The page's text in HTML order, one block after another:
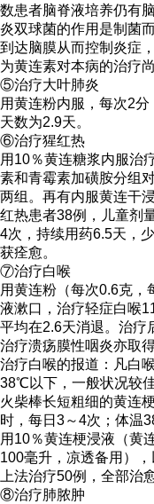
数患者脑脊液培养仍有
炎双球菌的作用是制菌
到达脑膜从而控制炎症
为黄连素对本病的治疗
⑤治疗大叶肺炎
用黄连粉内服，每次2
天数为2.9天。
⑥治疗猩红热
用10％黄连糖浆内服治
素和青霉素加磺胺分组
两组。再有内服黄连干
红热患者38例，儿童剂
4次，持续用药6.5天，
获痊愈。
⑦治疗白喉
用黄连粉（每次0.6克，
液漱口，治疗轻症白喉
平均在2.6天消退。治疗
治疗溃疡膜性咽炎亦取
治疗白喉的报道：凡白
38℃以下，一般状况较
火柴棒长短粗细的黄连
时，每日3～4次；体温
用10％黄连梗浸液（黄
100毫升，凉透备用）
上法治疗50例，全部治愈
⑧治疗肺脓肿